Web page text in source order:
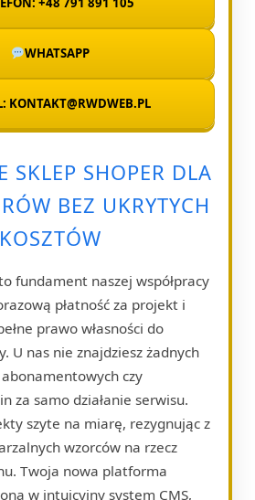
WHATSAPP
KONTAKT@RWDWEB.PL
SKLEP SHOPER DLA
BEZ UKRYTYCH
KOSZTÓW
fundament naszej współpracy
płatność za projekt i
prawo własności do
U nas nie znajdziesz żadnych
czy
za samo działanie serwisu.
szyte na miarę, rezygnując z
wzorców na rzecz
Twoja nowa platforma
w intuicyjny system CMS,